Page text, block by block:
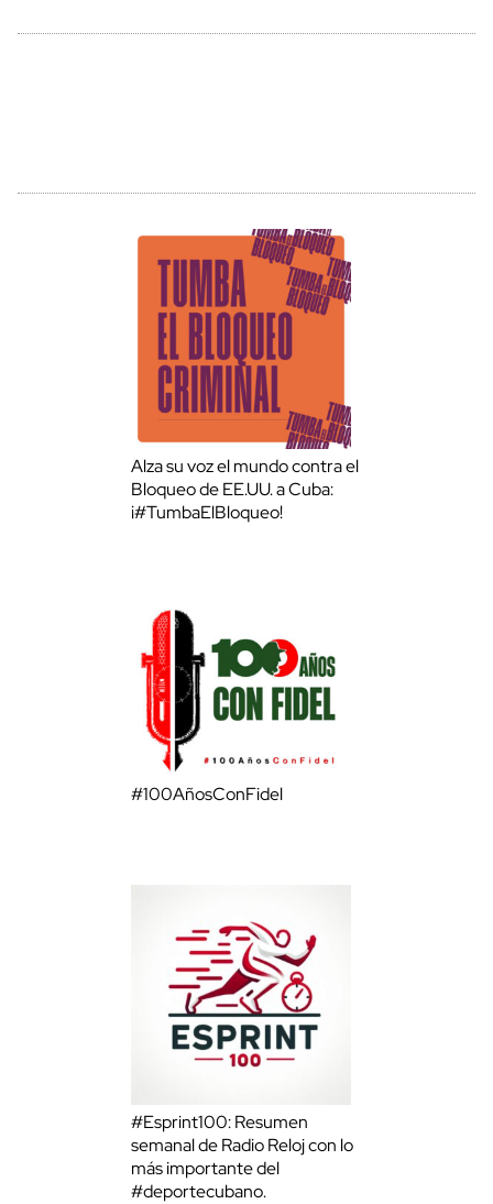
Alza su voz el mundo contra el
Bloqueo de EE.UU. a Cuba:
¡#TumbaElBloqueo!
#100AñosConFidel
#Esprint100: Resumen
semanal de Radio Reloj con lo
más importante del
#deportecubano.